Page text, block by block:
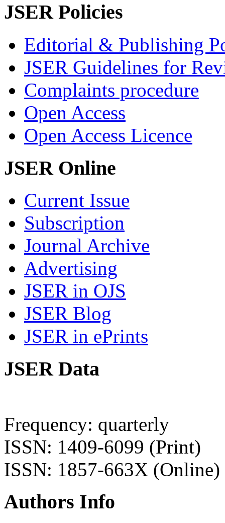
JSER Policies
Editorial & Publishing
JSER Guidelines for
Complaints procedure
Open Access
Open Access Licence
JSER Online
Current Issue
Subscription
Journal Archive
Advertising
JSER in OJS
JSER Blog
JSER in ePrints
JSER Data
Frequency: quarterly
ISSN: 1409-6099 (Print)
ISSN: 1857-663X (Online)
Authors Info